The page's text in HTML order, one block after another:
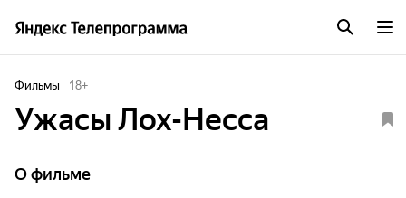
Фильмы 18+
Ужасы Лох-Несса
О фильме